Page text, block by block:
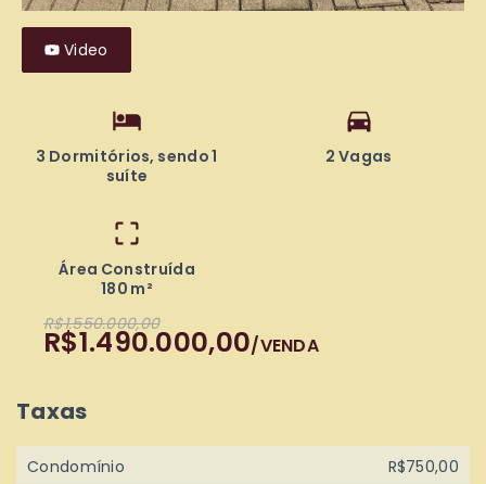
Video
3 Dormitórios, sendo 1
suíte
2 Vagas
Área Construída
180 m²
R$1.550.000,00
R$1.490.000,00/VENDA
Taxas
Condomínio
R$750,00